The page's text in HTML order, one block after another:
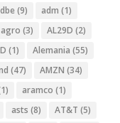
(9) adm (1)
agro (3) AL29D (2)
(1) Alemania (55)
(47) AMZN (34)
aramco (1)
asts (8) AT&T (5)